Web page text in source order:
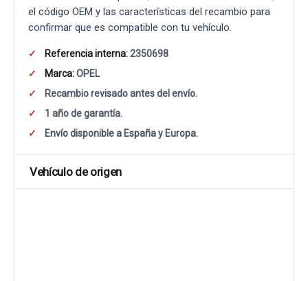
el código OEM y las características del recambio para
confirmar que es compatible con tu vehículo.
Referencia interna:2350698
Marca:OPEL
Recambio revisado antes del envío.
1 año de garantía.
Envío disponible a España y Europa.
Vehículo de origen